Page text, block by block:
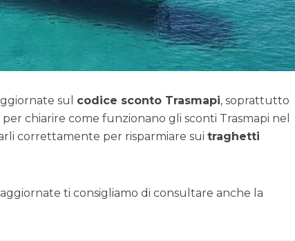
sul codice sconto Trasmapi, soprattutto
per chiarire come funzionano gli sconti Trasmapi nel
correttamente per risparmiare sui traghetti
ti consigliamo di consultare anche la